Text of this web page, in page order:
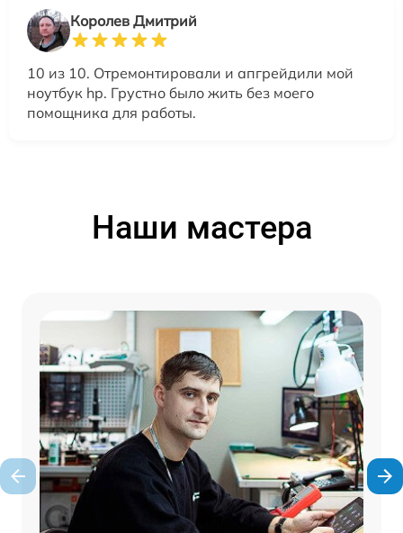
Королев Дмитрий
10 из 10. Отремонтировали и апгрейдили мой
ноутбук hp. Грустно было жить без моего
помощника для работы.
Наши мастера